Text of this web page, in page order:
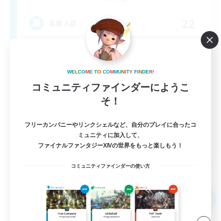
Content Minded Players
募集期間: 2026/09/03 まで
フリーカンパニー
WELCOM E TO COM MUN TY F N DER!
コミュニティファインダーにようこ
そ！
フリーカンパニーやリンクシェルなど、自分のプレイに合ったコ
ミュニティに加入して、
ファイナルファンタジーXIVの世界をもっと楽しもう！
コミュニティファインダーの使い方